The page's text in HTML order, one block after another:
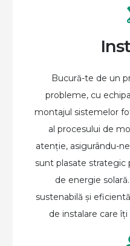
Bucură-te de un
probleme, cu
montajul sistemelor
al procesului de
atenție, asigurându-
sunt plasate strategic
de energie
sustenabilă și
de instalare care